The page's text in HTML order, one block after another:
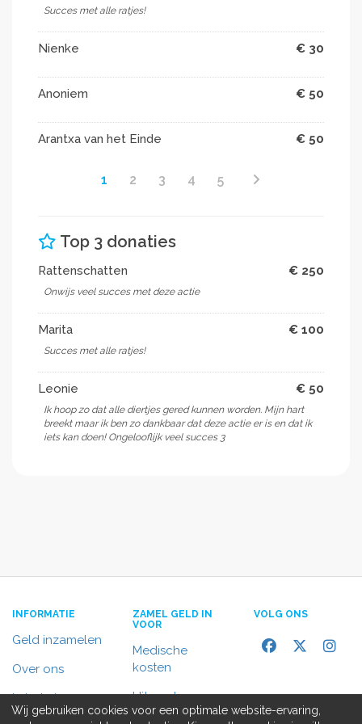
Succes met alle ratjes!
Nienke € 30
Anoniem € 50
Arantxa van het Einde € 50
1 2 3 4 5
Top 3 donaties
Rattenschatten € 250
Onwijs veel succes met deze actie ️
Marita € 100
Succes met alle ratjes!
Leonie € 50
Ik hoop zo dat alle diertjes gered kunnen worden. Mijn hart
breekt maar ik ben zo dankbaar dat deze actie er is en dat ik
iets kan doen! Ongelooflijk veel succes 3
INFORMATIE
Geld inzamelen
Over ons
In het nieuws
ZAMEL GELD IN
VOOR
Medische
kosten
Uitvaart
VOLG ONS
Wij gebruiken cookies voor een optimale website-ervaring,